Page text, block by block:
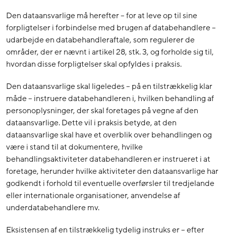
Den dataansvarlige må herefter – for at leve op til sine
forpligtelser i forbindelse med brugen af databehandlere –
udarbejde en databehandleraftale, som regulerer de
områder, der er nævnt i artikel 28, stk. 3, og forholde sig til,
hvordan disse forpligtelser skal opfyldes i praksis.
Den dataansvarlige skal ligeledes – på en tilstrækkelig klar
måde – instruere databehandleren i, hvilken behandling af
personoplysninger, der skal foretages på vegne af den
dataansvarlige. Dette vil i praksis betyde, at den
dataansvarlige skal have et overblik over behandlingen og
være i stand til at dokumentere, hvilke
behandlingsaktiviteter databehandleren er instrueret i at
foretage, herunder hvilke aktiviteter den dataansvarlige har
godkendt i forhold til eventuelle overførsler til tredjelande
eller internationale organisationer, anvendelse af
underdatabehandlere mv.
Eksistensen af en tilstrækkelig tydelig instruks er – efter